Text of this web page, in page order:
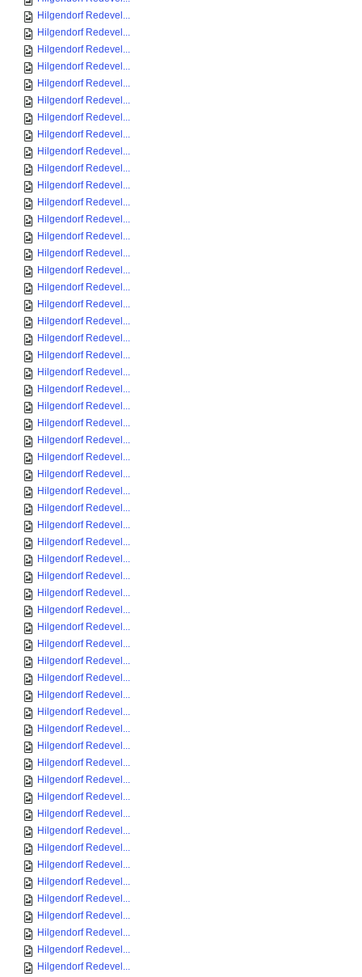
Hilgendorf Redevel...
Hilgendorf Redevel...
Hilgendorf Redevel...
Hilgendorf Redevel...
Hilgendorf Redevel...
Hilgendorf Redevel...
Hilgendorf Redevel...
Hilgendorf Redevel...
Hilgendorf Redevel...
Hilgendorf Redevel...
Hilgendorf Redevel...
Hilgendorf Redevel...
Hilgendorf Redevel...
Hilgendorf Redevel...
Hilgendorf Redevel...
Hilgendorf Redevel...
Hilgendorf Redevel...
Hilgendorf Redevel...
Hilgendorf Redevel...
Hilgendorf Redevel...
Hilgendorf Redevel...
Hilgendorf Redevel...
Hilgendorf Redevel...
Hilgendorf Redevel...
Hilgendorf Redevel...
Hilgendorf Redevel...
Hilgendorf Redevel...
Hilgendorf Redevel...
Hilgendorf Redevel...
Hilgendorf Redevel...
Hilgendorf Redevel...
Hilgendorf Redevel...
Hilgendorf Redevel...
Hilgendorf Redevel...
Hilgendorf Redevel...
Hilgendorf Redevel...
Hilgendorf Redevel...
Hilgendorf Redevel...
Hilgendorf Redevel...
Hilgendorf Redevel...
Hilgendorf Redevel...
Hilgendorf Redevel...
Hilgendorf Redevel...
Hilgendorf Redevel...
Hilgendorf Redevel...
Hilgendorf Redevel...
Hilgendorf Redevel...
Hilgendorf Redevel...
Hilgendorf Redevel...
Hilgendorf Redevel...
Hilgendorf Redevel...
Hilgendorf Redevel...
Hilgendorf Redevel...
Hilgendorf Redevel...
Hilgendorf Redevel...
Hilgendorf Redevel...
Hilgendorf Redevel...